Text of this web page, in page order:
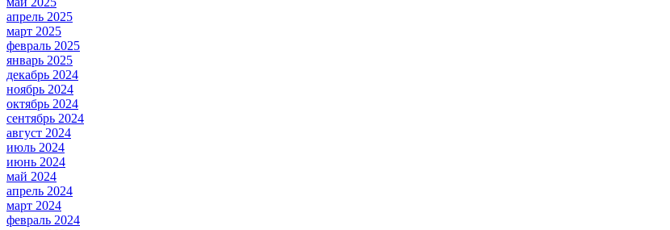
апрель 2025
март 2025
февраль 2025
январь 2025
декабрь 2024
ноябрь 2024
октябрь 2024
сентябрь 2024
август 2024
июль 2024
июнь 2024
май 2024
апрель 2024
март 2024
февраль 2024